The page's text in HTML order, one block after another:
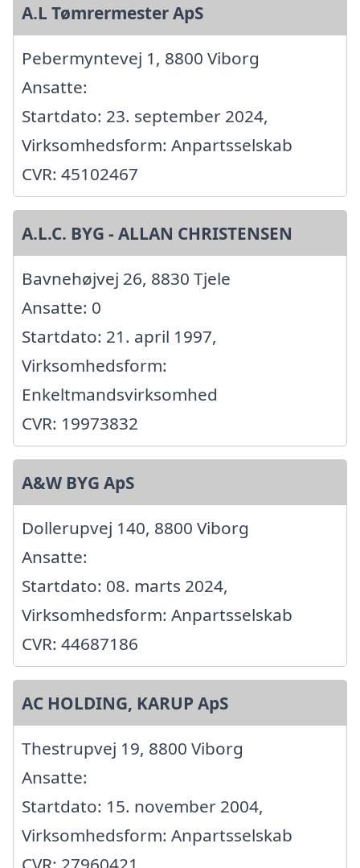
A.L Tømrermester ApS
Pebermyntevej 1, 8800 Viborg
Ansatte:
Startdato: 23. september 2024,
Virksomhedsform: Anpartsselskab
CVR: 45102467
A.L.C. BYG - ALLAN CHRISTENSEN
Bavnehøjvej 26, 8830 Tjele
Ansatte: 0
Startdato: 21. april 1997,
Virksomhedsform:
Enkeltmandsvirksomhed
CVR: 19973832
A&W BYG ApS
Dollerupvej 140, 8800 Viborg
Ansatte:
Startdato: 08. marts 2024,
Virksomhedsform: Anpartsselskab
CVR: 44687186
AC HOLDING, KARUP ApS
Thestrupvej 19, 8800 Viborg
Ansatte:
Startdato: 15. november 2004,
Virksomhedsform: Anpartsselskab